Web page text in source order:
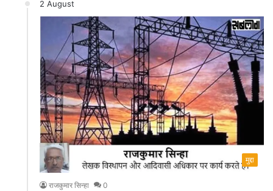
2 August
मुद्दा
राजकुमार सिन्हा 0